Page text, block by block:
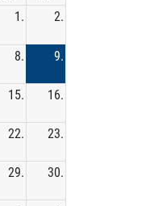
1. 2.
8. 9.
15. 16.
22. 23.
29. 30.